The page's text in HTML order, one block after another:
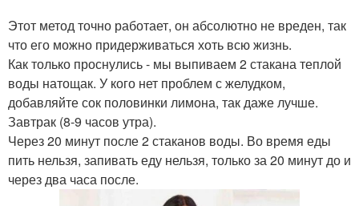
Этот метод точно работает, он абсолютно не вреден, так
что его можно придерживаться хоть всю жизнь.
Как только проснулись - мы выпиваем 2 стакана теплой
воды натощак. У кого нет проблем с желудком,
добавляйте сок половинки лимона, так даже лучше.
Завтрак (8-9 часов утра).
Через 20 минут после 2 стаканов воды. Во время еды
пить нельзя, запивать еду нельзя, только за 20 минут до и
через два часа после.